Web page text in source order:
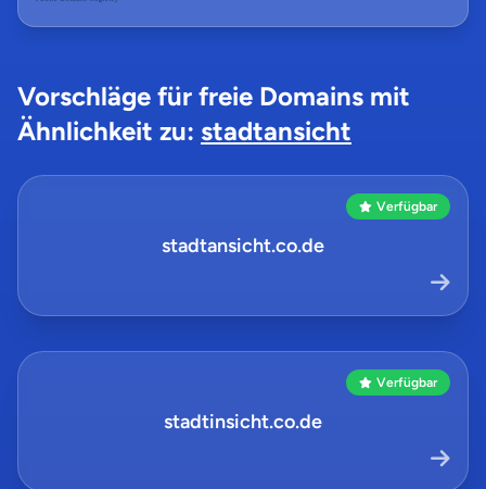
Vorschläge für freie Domains mit
Ähnlichkeit zu: stadtansicht
Verfügbar
stadtansicht.co.de
Verfügbar
stadtinsicht.co.de